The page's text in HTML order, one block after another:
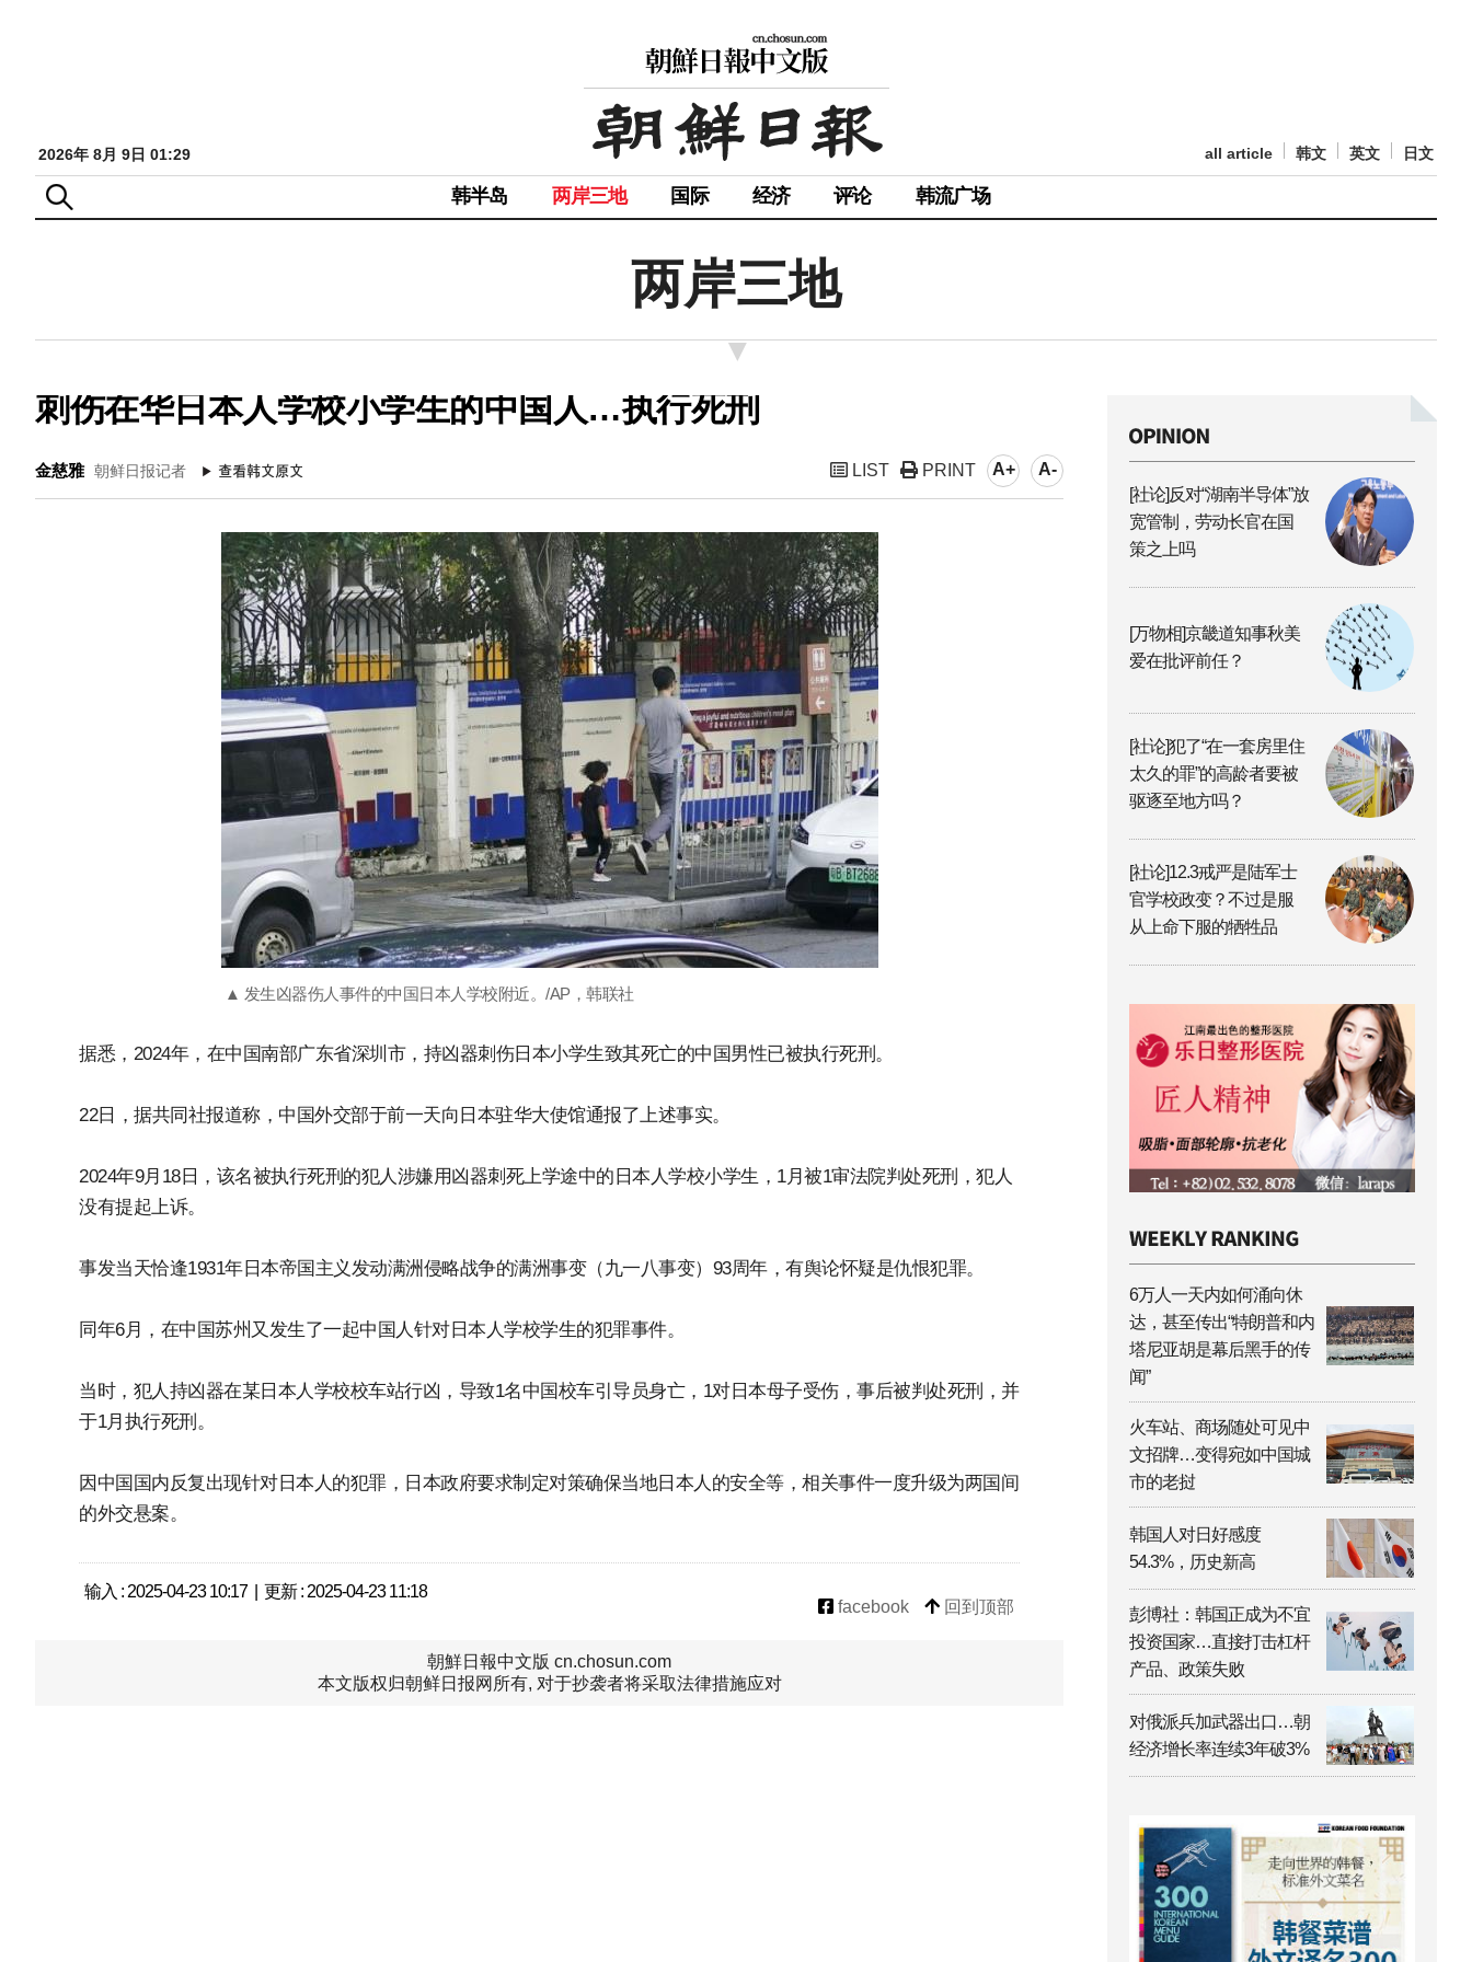
2026年 8月 9日 01:29 all article 韩文 英文 日文
韩半岛 两岸三地 国际 经济 评论 韩流广场
两岸三地
刺伤在华日本人学校小学生的中国人…执行死刑
金慈雅 朝鲜日报记者 LIST PRINT A+ A-
▲ 发生凶器伤人事件的中国日本人学校附近。/AP，韩联社
据悉，2024年，在中国南部广东省深圳市，持凶器刺伤日本小学生致其死亡的中国男性已被执行死刑。
22日，据共同社报道称，中国外交部于前一天向日本驻华大使馆通报了上述事实。
2024年9月18日，该名被执行死刑的犯人涉嫌用凶器刺死上学途中的日本人学校小学生，1月被1审法院判处死刑，犯人
没有提起上诉。
事发当天恰逢1931年日本帝国主义发动满洲侵略战争的满洲事变（九一八事变）93周年，有舆论怀疑是仇恨犯罪。
同年6月，在中国苏州又发生了一起中国人针对日本人学校学生的犯罪事件。
当时，犯人持凶器在某日本人学校校车站行凶，导致1名中国校车引导员身亡，1对日本母子受伤，事后被判处死刑，并
于1月执行死刑。
因中国国内反复出现针对日本人的犯罪，日本政府要求制定对策确保当地日本人的安全等，相关事件一度升级为两国间
的外交悬案。
输入 : 2025-04-23 10:17 | 更新 : 2025-04-23 11:18
facebook
回到顶部
朝鮮日報中文版 cn.chosun.com
本文版权归朝鲜日报网所有, 对于抄袭者将采取法律措施应对
[社论]反对“湖南半导体”放
宽管制，劳动长官在国
策之上吗
[万物相]京畿道知事秋美
爱在批评前任？
[社论]犯了“在一套房里住
太久的罪”的高龄者要被
驱逐至地方吗？
[社论]12.3戒严是陆军士
官学校政变？不过是服
从上命下服的牺牲品
6万人一天内如何涌向休
达，甚至传出“特朗普和内
塔尼亚胡是幕后黑手的传
闻”
火车站、商场随处可见中
文招牌…变得宛如中国城
市的老挝
韩国人对日好感度
54.3%，历史新高
彭博社：韩国正成为不宜
投资国家…直接打击杠杆
产品、政策失败
对俄派兵加武器出口…朝
经济增长率连续3年破3%